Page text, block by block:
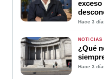
exceso
Hace 3
NOTICIAS
¿Qué
Hace 3